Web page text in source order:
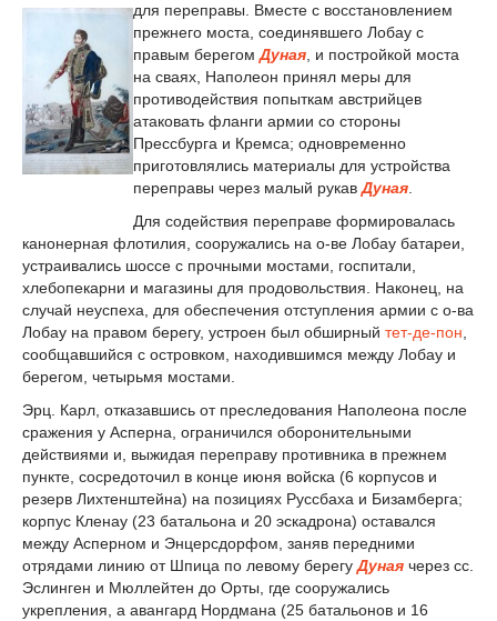
для переправы. Вместе с восстановлением
прежнего моста, соединявшего Лобау с
правым берегомДуная , и постройкой моста
на сваях, Наполеон принял меры для
противодействия попыткам австрийцев
атаковать фланги армии со стороны
Прессбурга и Кремса; одновременно
приготовлялись материалы для устройства
переправы через малый рукавДуная
Для содействия переправе формировалась
канонерная флотилия, сооружались на о-ве Лобау батареи,
устраивались шоссе с прочными мостами, госпитали,
хлебопекарни и магазины для продовольствия. Наконец, на
случай неуспеха, для обеспечения отступления армии с о-ва
Лобау на правом берегу, устроен был обширный тет-де-пон
сообщавшийся с островком, находившимся между Лобау и
берегом, четырьмя мостами.
Эрц. Карл, отказавшись от преследования Наполеона после
сражения у Асперна, ограничился оборонительными
действиями и, выжидая переправу противника в прежнем
пункте, сосредоточил в конце июня войска (6 корпусов и
резерв Лихтенштейна) на позициях Руссбаха и Бизамберга;
корпус Кленау (23 батальона и 20 эскадрона) оставался
между Асперном и Энцерсдорфом, заняв передними
отрядами линию от Шпица по левому берегуДуная через сс.
Эслинген и Мюллейтен до Орты, где сооружались
укрепления, а авангард Нордмана (25 батальонов и 16